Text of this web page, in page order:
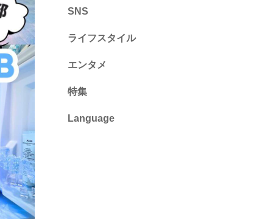
心理テスト
SNS
ライフスタイル
推し活
カルチャー・暮らし
エンタメ
特集
Language